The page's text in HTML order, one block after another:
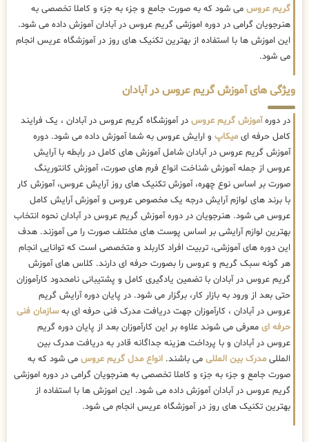
گریم عروس می شود که به صورت جامع و جزء به جزء و کاملا تخصصی به
هنرجویان گرامی در دوره اموزشی گریم عروس در آبادان آموزش داده می شود.
این اموزش ها با استفاده از بهترین تکنیک های روز در آموزشگاه عریس انجام
می شود.
ویژگی های آموزش گریم عروس در آبادان
در دورهآموزش گریم عروس در آموزشگاه گریم عروس در آبادان ، یک فرایند
کامل حرفه ای میکاپ و ارایش عروس به شما آموزش داده می شود. دوره
آموزش گریم عروس در آبادان شامل آموزش های کامل در رابطه با آرایش
عروس از جمله آموزش شناخت انواع فرم های صورت، آموزش کانتورینگ
صورت بر اساس نوع چهره، آموزش تکنیک های روز آرایش عروس، آموزش کار
با برند های لوازم آرایش درجه یک مخصوص عروس و آموزش آرایش کامل
عروس می شود. هنرجویان در دوره آموزش گریم عروس در آبادان نحوه انتخاب
بهترین لوازم آرایشی بر اساس پوست های مختلف صورت را می آموزند. هدف
این دوره های آموزشی، تربیت افراد کاربلد و متخصصی است که توانایی انجام
هر گونه سبک گریم و عروس را بصورت حرفه ای دارند. کلاس های آموزش
گریم عروس در آبادان با تضمین یادگیری کامل و پشتیبانی نامحدود کارآموزان
حتی بعد از ورود به بازار کار، برگزار می شود. در پایان دوره آرایش گریم
عروس در آبادان ، کارآموزان جهت دریافت مدرک فنی حرفه ای بهسازمان فنی
حرفه ای معرفی می شوند علاوه بر این کارآموزان بعد از پایان دوره گریم
عروس در آبادان و با پرداخت هزینه جداگانه قادر به دریافت مدرک بین
المللی مدرک بین المللی می باشند. انواع مدل گریم عروس می شود که به
صورت جامع و جزء به جزء و کاملا تخصصی به هنرجویان گرامی در دوره اموزشی
گریم عروس در آبادان آموزش داده می شود. این اموزش ها با استفاده از
بهترین تکنیک های روز در آموزشگاه عریس انجام می شود.